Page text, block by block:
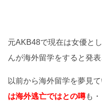
元AKB48で現在は女優と
んが海外留学をすると発表
以前から海外留学を夢見
は海外逃亡ではとの噂も・